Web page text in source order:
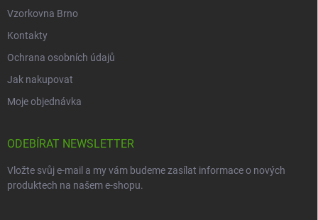
Vzorkovna Brno
Kontakty
Ochrana osobních údajů
Jak nakupovat
Moje objednávka
ODEBÍRAT NEWSLETTER
Vložte svůj e-mail a my vám budeme zasílat informace o nových
produktech na našem e-shopu.